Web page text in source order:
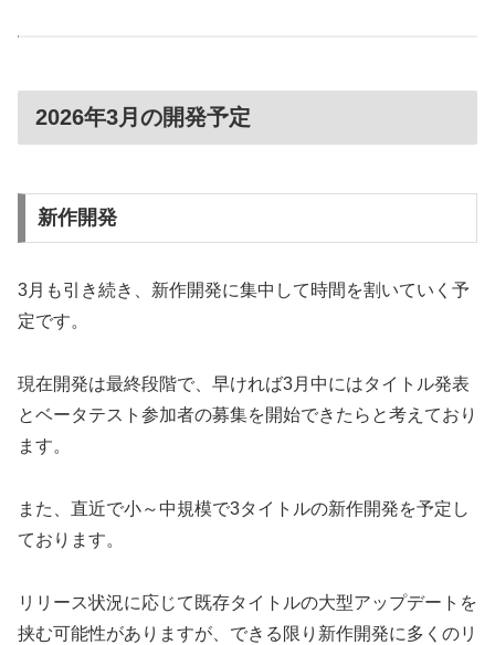
2026年3月の開発予定
新作開発
3月も引き続き、新作開発に集中して時間を割いていく予
定です。
現在開発は最終段階で、早ければ3月中にはタイトル発表
とベータテスト参加者の募集を開始できたらと考えており
ます。
また、直近で小～中規模で3タイトルの新作開発を予定し
ております。
リリース状況に応じて既存タイトルの大型アップデートを
挟む可能性がありますが、できる限り新作開発に多くのリ